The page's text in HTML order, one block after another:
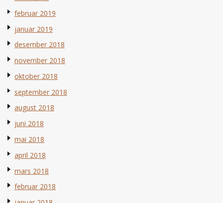
februar 2019
januar 2019
desember 2018
november 2018
oktober 2018
september 2018
august 2018
juni 2018
mai 2018
april 2018
mars 2018
februar 2018